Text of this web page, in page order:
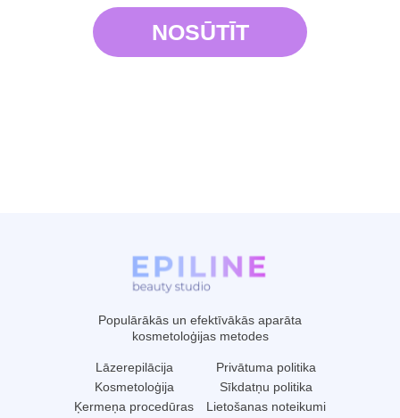
Populārākās un efektīvākās aparāta
kosmetoloģijas metodes
Lāzerepilācija
Kosmetoloģija
Ķermeņa procedūras
Privātuma politika
Sīkdatņu politika
Lietošanas noteikumi